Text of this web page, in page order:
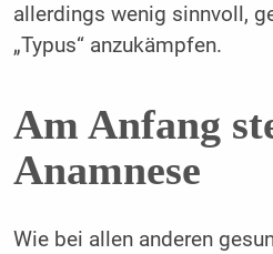
allerdings wenig sinnvoll,
„Typus“ anzukämpfen.
Am Anfang
Anamnese
Wie bei allen anderen